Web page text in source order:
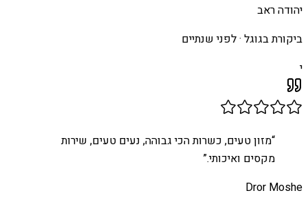
יהודה ראב
ביקורת בגוגל ·לפני שנתיים
י
“מזון טעים, כשרות הכי גבוהה, נעים טעים, שירות
מקסים ואיכותי.”
Dror Moshe